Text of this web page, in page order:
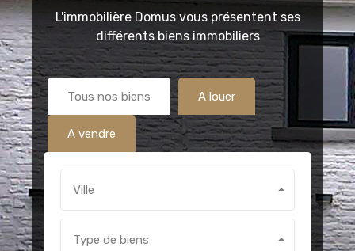
L'immobilière Domus vous présentent ses
différents biens immobiliers
Tous nos biens A louer
A vendre
Ville
Type de biens